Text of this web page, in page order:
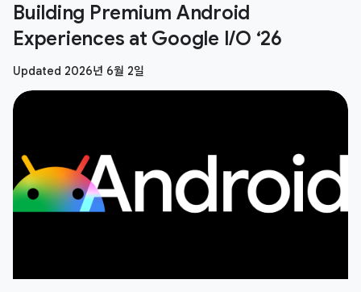
Building Premium Android
Experiences at Google I/O ‘26
Updated 2026년 6월 2일